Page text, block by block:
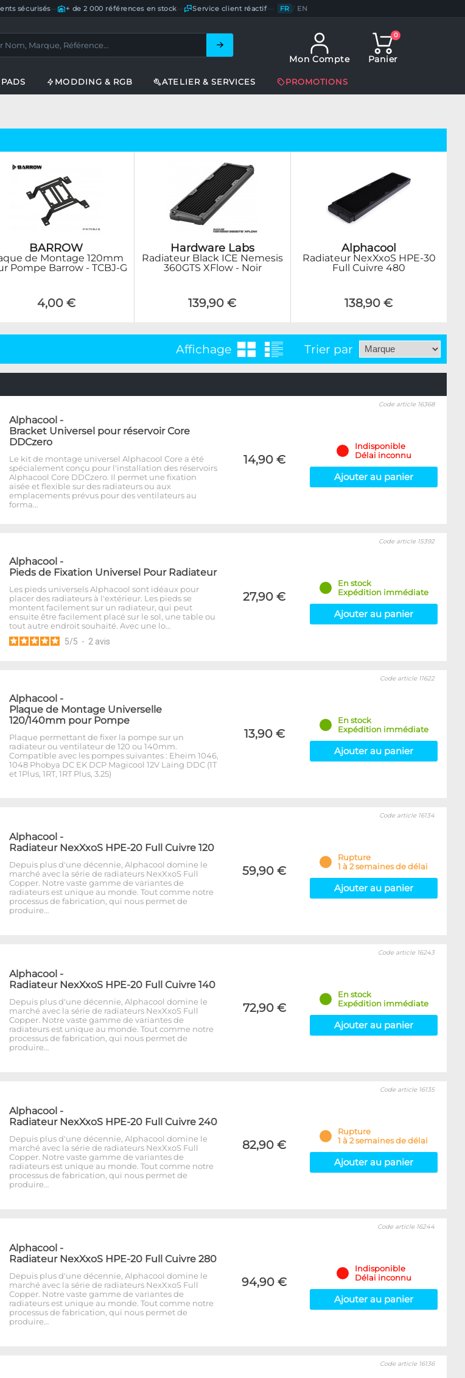
sécurisés— + de 2 000 références en stock Service client réactif— FR / EN
Mon Compte
0
Panier
MODDING & RGB ATELIER & SERVICES PROMOTIONS
BARROW
de Montage 120mm
Pompe Barrow - TCBJ-G
4,00 €
Hardware Labs
Radiateur Black ICE Nemesis
360GTS XFlow - Noir
139,90 €
Alphacool
Radiateur NexXxoS HPE-30
Full Cuivre 480
138,90 €
Affichage Trier par
Alphacool -
Bracket Universel pour réservoir Core
DDCzero
Le kit de montage universel Alphacool Core a été
spécialement conçu pour l'installation des réservoirs
Alphacool Core DDCzero. Il permet une fixation
aisée et flexible sur des radiateurs ou aux
emplacements prévus pour des ventilateurs au
forma…
14,90 €
Code article 16368
Indisponible
Délai inconnu
Ajouter au panier
Alphacool -
Pieds de Fixation Universel Pour Radiateur
Les pieds universels Alphacool sont idéaux pour
placer des radiateurs à l'extérieur. Les pieds se
montent facilement sur un radiateur, qui peut
ensuite être facilement placé sur le sol, une table ou
tout autre endroit souhaité. Avec une lo…
5/5 - 2 avis
27,90 €
Code article 15392
En stock
Expédition immédiate
Ajouter au panier
Alphacool -
Plaque de Montage Universelle
120/140mm pour Pompe
Plaque permettant de fixer la pompe sur un
radiateur ou ventilateur de 120 ou 140mm.
Compatible avec les pompes suivantes : Eheim 1046,
1048 Phobya DC EK DCP Magicool 12V Laing DDC (1T
et 1Plus, 1RT, 1RT Plus, 3.25)
13,90 €
Code article 11622
En stock
Expédition immédiate
Ajouter au panier
Alphacool -
Radiateur NexXxoS HPE-20 Full Cuivre 120
Depuis plus d'une décennie, Alphacool domine le
marché avec la série de radiateurs NexXxoS Full
Copper. Notre vaste gamme de variantes de
radiateurs est unique au monde. Tout comme notre
processus de fabrication, qui nous permet de
produire…
59,90 €
Code article 16134
Rupture
1 à 2 semaines de délai
Ajouter au panier
Alphacool -
Radiateur NexXxoS HPE-20 Full Cuivre 140
Depuis plus d'une décennie, Alphacool domine le
marché avec la série de radiateurs NexXxoS Full
Copper. Notre vaste gamme de variantes de
radiateurs est unique au monde. Tout comme notre
processus de fabrication, qui nous permet de
produire…
72,90 €
Code article 16243
En stock
Expédition immédiate
Ajouter au panier
Alphacool -
Radiateur NexXxoS HPE-20 Full Cuivre 240
Depuis plus d'une décennie, Alphacool domine le
marché avec la série de radiateurs NexXxoS Full
Copper. Notre vaste gamme de variantes de
radiateurs est unique au monde. Tout comme notre
processus de fabrication, qui nous permet de
produire…
82,90 €
Code article 16135
Rupture
1 à 2 semaines de délai
Ajouter au panier
Alphacool -
Radiateur NexXxoS HPE-20 Full Cuivre 280
Depuis plus d'une décennie, Alphacool domine le
marché avec la série de radiateurs NexXxoS Full
Copper. Notre vaste gamme de variantes de
radiateurs est unique au monde. Tout comme notre
processus de fabrication, qui nous permet de
produire…
94,90 €
Code article 16244
Indisponible
Délai inconnu
Ajouter au panier
Code article 16136